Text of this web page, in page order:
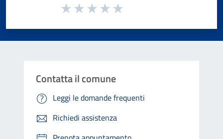
Valuta da 1 a 5 stelle la pagina
Contatta il comune
Leggi le domande frequenti
Richiedi assistenza